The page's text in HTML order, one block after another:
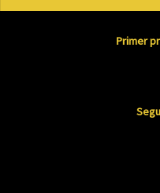
Primer